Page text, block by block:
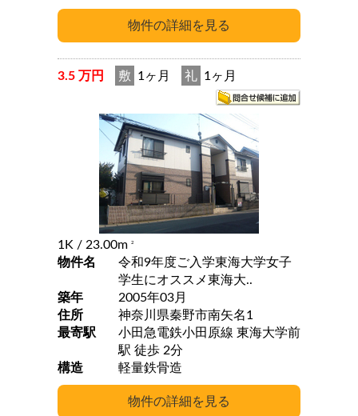
3.5 万円 敷 1ヶ月 礼 1ヶ月
1K / 23.00m 2
物件名
令和9年度ご入学東海大学女子
学生にオススメ東海大..
築年
2005年03月
住所
神奈川県秦野市南矢名1
最寄駅
小田急電鉄小田原線 東海大学前
駅 徒歩 2分
構造
軽量鉄骨造